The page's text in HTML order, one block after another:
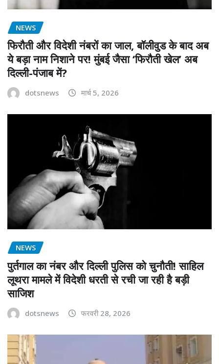
NEWS
फिरौती और विदेशी नंबरों का जाल, बॉलीवुड के बाद अब
ये बड़ा नाम निशाने पर! मुंबई जैसा ‘फिरौती खेल’ अब
दिल्ली-पंजाब में?
dotsnews मार्च 5, 2026
NEWS
पुर्तगाल का नंबर और दिल्ली पुलिस को चुनौती! साहिल
लूथरा मामले में विदेशी धरती से रची जा रही है बड़ी
साजिश
dotsnews फरवरी 28, 2026